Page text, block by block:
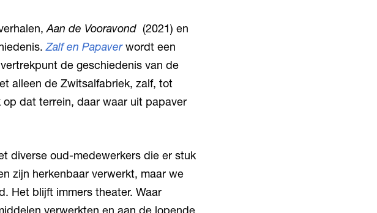
Aan de Vooravond (2021) en
Zalf en Papaverwordt een
de geschiedenis van de
alleen de Zwitsalfabriek, zalf, tot
dat terrein, daar waar uit papaver
diverse oud-medewerkers die er stuk
zijn herkenbaar verwerkt, maar we
Het blijft immers theater. Waar
verwerkten en aan de lopende